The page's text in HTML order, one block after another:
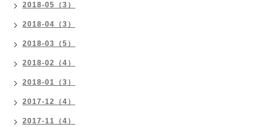
2018-05（3）
2018-04（3）
2018-03（5）
2018-02（4）
2018-01（3）
2017-12（4）
2017-11（4）